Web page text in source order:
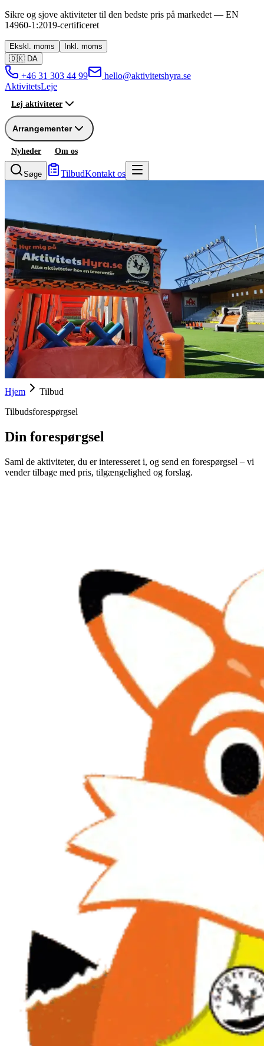
Sikre og sjove aktiviteter til den bedste pris på markedet — EN
14960-1:2019-certificeret
Ekskl. moms Inkl. moms
🇩🇰 DA
+46 31 303 44 99
hello@aktivitetshyra.se
AktivitetsLeje
Lej aktiviteter
Arrangementer
Nyheder Om os
Søge TilbudKontakt os
Hjem
Tilbud
Tilbudsforespørgsel
Din forespørgsel
Saml de aktiviteter, du er interesseret i, og send en forespørgsel – vi
vender tilbage med pris, tilgængelighed og forslag.